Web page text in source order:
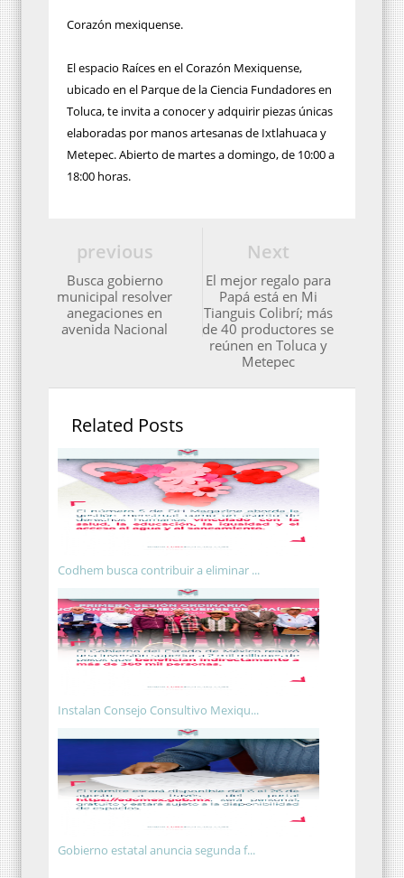
Corazón mexiquense.
El espacio Raíces en el Corazón Mexiquense,
ubicado en el Parque de la Ciencia Fundadores en
Toluca, te invita a conocer y adquirir piezas únicas
elaboradas por manos artesanas de Ixtlahuaca y
Metepec. Abierto de martes a domingo, de 10:00 a
18:00 horas.
Next
El mejor regalo para
Papá está en Mi
Tianguis Colibrí; más
de 40 productores se
reúnen en Toluca y
Metepec
previous
Busca gobierno
municipal resolver
anegaciones en
avenida Nacional
Related Posts
Codhem busca contribuir a eliminar ...
Instalan Consejo Consultivo Mexiqu...
Gobierno estatal anuncia segunda f...